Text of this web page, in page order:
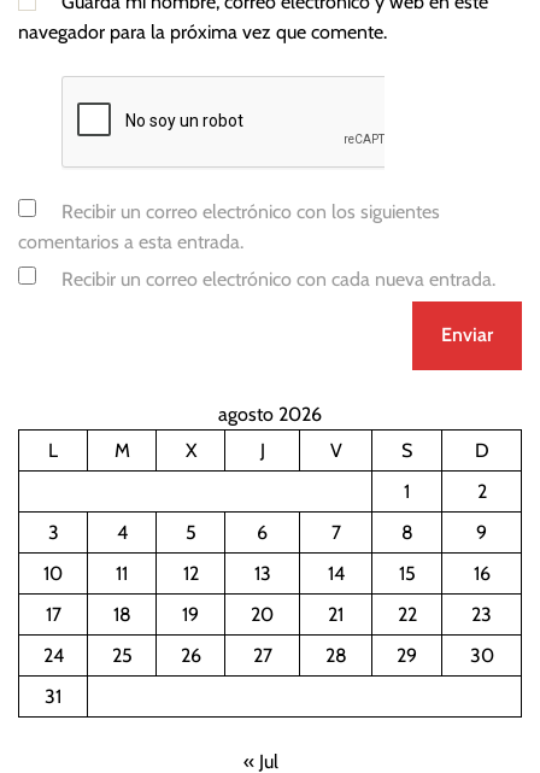
navegador para la próxima vez que comente.
Recibir un correo electrónico con los siguientes
comentarios a esta entrada.
Recibir un correo electrónico con cada nueva entrada.
agosto 2026
L
M X J V S
D
1
2
3
4 5 6 7 8
9
10
11 12 13 14 15
16
17
18 19 20 21 22
23
24
25 26 27 28 29
30
31
« Jul